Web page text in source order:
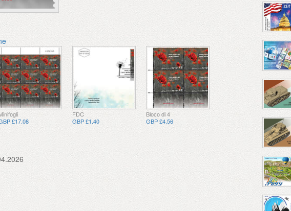
£17.08
FDC
GBP £1.40
Bloco di 4
GBP £4.56